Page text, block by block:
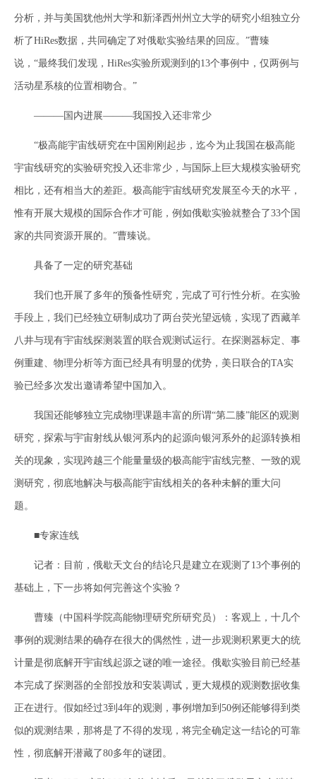
分析，并与美国犹他州大学和新泽西州州立大学的研究小组独立分
析了HiRes数据，共同确定了对俄歇实验结果的回应。”曹臻
说，“最终我们发现，HiRes实验所观测到的13个事例中，仅两例与
活动星系核的位置相吻合。”
———国内进展———我国投入还非常少
“极高能宇宙线研究在中国刚刚起步，迄今为止我国在极高能
宇宙线研究的实验研究投入还非常少，与国际上巨大规模实验研究
相比，还有相当大的差距。极高能宇宙线研究发展至今天的水平，
惟有开展大规模的国际合作才可能，例如俄歇实验就整合了33个国
家的共同资源开展的。”曹臻说。
具备了一定的研究基础
我们也开展了多年的预备性研究，完成了可行性分析。在实验
手段上，我们已经独立研制成功了两台荧光望远镜，实现了西藏羊
八井与现有宇宙线探测装置的联合观测试运行。在探测器标定、事
例重建、物理分析等方面已经具有明显的优势，美日联合的TA实
验已经多次发出邀请希望中国加入。
我国还能够独立完成物理课题丰富的所谓“第二膝”能区的观测
研究，探索与宇宙射线从银河系内的起源向银河系外的起源转换相
关的现象，实现跨越三个能量量级的极高能宇宙线完整、一致的观
测研究，彻底地解决与极高能宇宙线相关的各种未解的重大问
题。
■专家连线
记者：目前，俄歇天文台的结论只是建立在观测了13个事例的
基础上，下一步将如何完善这个实验？
曹臻（中国科学院高能物理研究所研究员）：客观上，十几个
事例的观测结果的确存在很大的偶然性，进一步观测积累更大的统
计量是彻底解开宇宙线起源之谜的唯一途径。俄歇实验目前已经基
本完成了探测器的全部投放和安装调试，更大规模的观测数据收集
正在进行。假如经过3到4年的观测，事例增加到50例还能够得到类
似的观测结果，那将是了不得的发现，将完全确定这一结论的可靠
性，彻底解开潜藏了80多年的谜团。